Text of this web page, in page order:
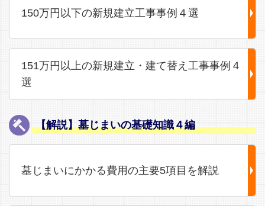
150万円以下の新規建立工事事例４選
151万円以上の新規建立・建て替え工事事例４
選
【解説】墓じまいの基礎知識４編
墓じまいにかかる費用の主要5項目を解説